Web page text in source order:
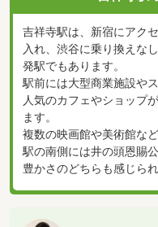
吉祥寺駅は、新宿にアク
入れ、渋谷に乗り換えな
発駅でもあります。
駅前には大型商業施設や
人気のカフェやショップ
ます。
複数の映画館や美術館な
駅の南側には井の頭恩賜
豊かさのどちらも感じら